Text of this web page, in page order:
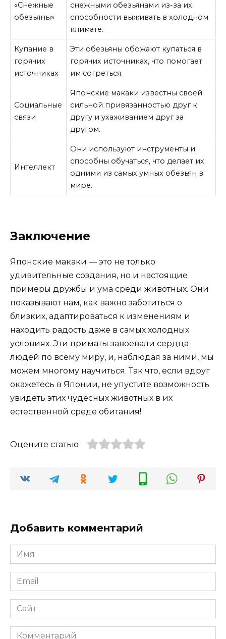
«Снежные
обезьяны»
снежными обезьянами из-за их
способности выживать в холодном
климате.
Купание в
горячих
источниках
Эти обезьяны обожают купаться в
горячих источниках, что помогает
им согреться.
Социальные
связи
Японские макаки известны своей
сильной привязанностью друг к
другу и ухаживанием друг за
другом.
Интеллект
Они используют инструменты и
способны обучаться, что делает их
одними из самых умных обезьян в
мире.
Заключение
Японские макаки — это не только
удивительные создания, но и настоящие
примеры дружбы и ума среди животных. Они
показывают нам, как важно заботиться о
близких, адаптироваться к изменениям и
находить радость даже в самых холодных
условиях. Эти приматы завоевали сердца
людей по всему миру, и, наблюдая за ними, мы
можем многому научиться. Так что, если вдруг
окажетесь в Японии, не упустите возможность
увидеть этих чудесных животных в их
естественной среде обитания!
Оцените статью
Добавить комментарий
Имя
*
Email
*
Сайт
Комментарий